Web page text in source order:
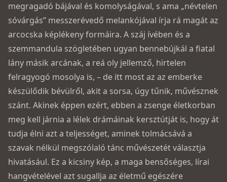
megragadó bájával és komolyságával, s ama „névtelen
sóvárgás” messzerévedő melankójával írja rá magát az
arcocska képlékeny formáira. A száj ívében és a
szemmandula szögletében ugyan bennebújkál a fiatal
lány másik arcának, a reá oly jellemző, hirtelen
felragyogó mosolya is, – de itt most az az emberke
készülődik bévülről, akit a sorsa, úgy tűnik, művésznek
szánt. Akinek éppen ezért, ebben a zsenge életkorban
meg kell járnia a lélek drámáinak kersztútját is, hogy át
tudja élni azt a teljességet, aminek tolmácsává a
szavak nélkül megszólaló tánc művészetét választja
hivatásául. Ez a kicsiny kép, a maga bensőséges, lírai
hangvételével azt sugallja az életmű egészére